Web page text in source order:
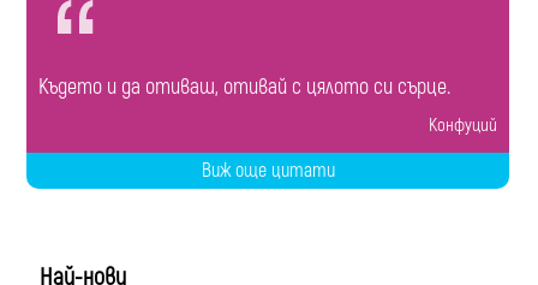
Където и да отиваш, отивай с цялото си сърце.
Конфуций
Виж още цитати
Най-нови